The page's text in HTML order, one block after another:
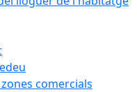
comercials